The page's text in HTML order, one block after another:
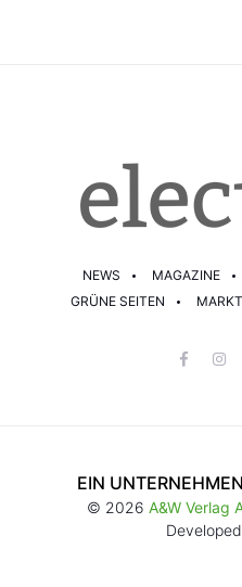
NEWS MAGAZINE
GRÜNE SEITEN
EIN
© 2026 A&W Verlag